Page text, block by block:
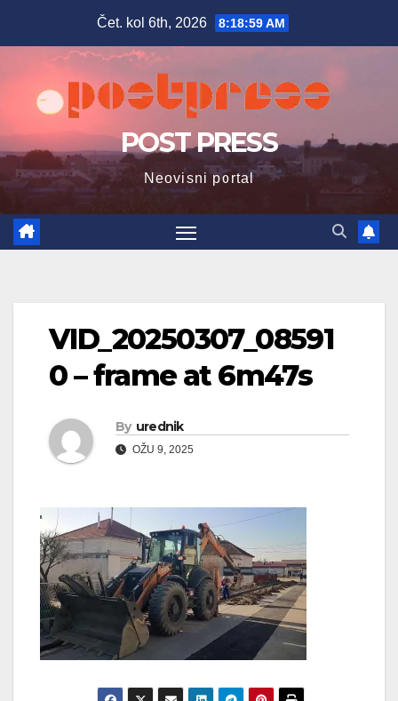
Čet. kol 6th, 2026 8:19:00 AM
POST PRESS
Neovisni portal
VID_20250307_08591
0 – frame at 6m47s
By urednik
OŽU 9, 2025